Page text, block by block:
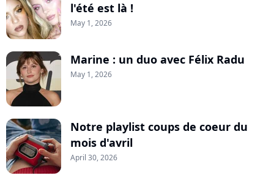
l'été est là !
May 1, 2026
Marine : un duo avec Félix Radu
May 1, 2026
Notre playlist coups de coeur du
mois d'avril
April 30, 2026